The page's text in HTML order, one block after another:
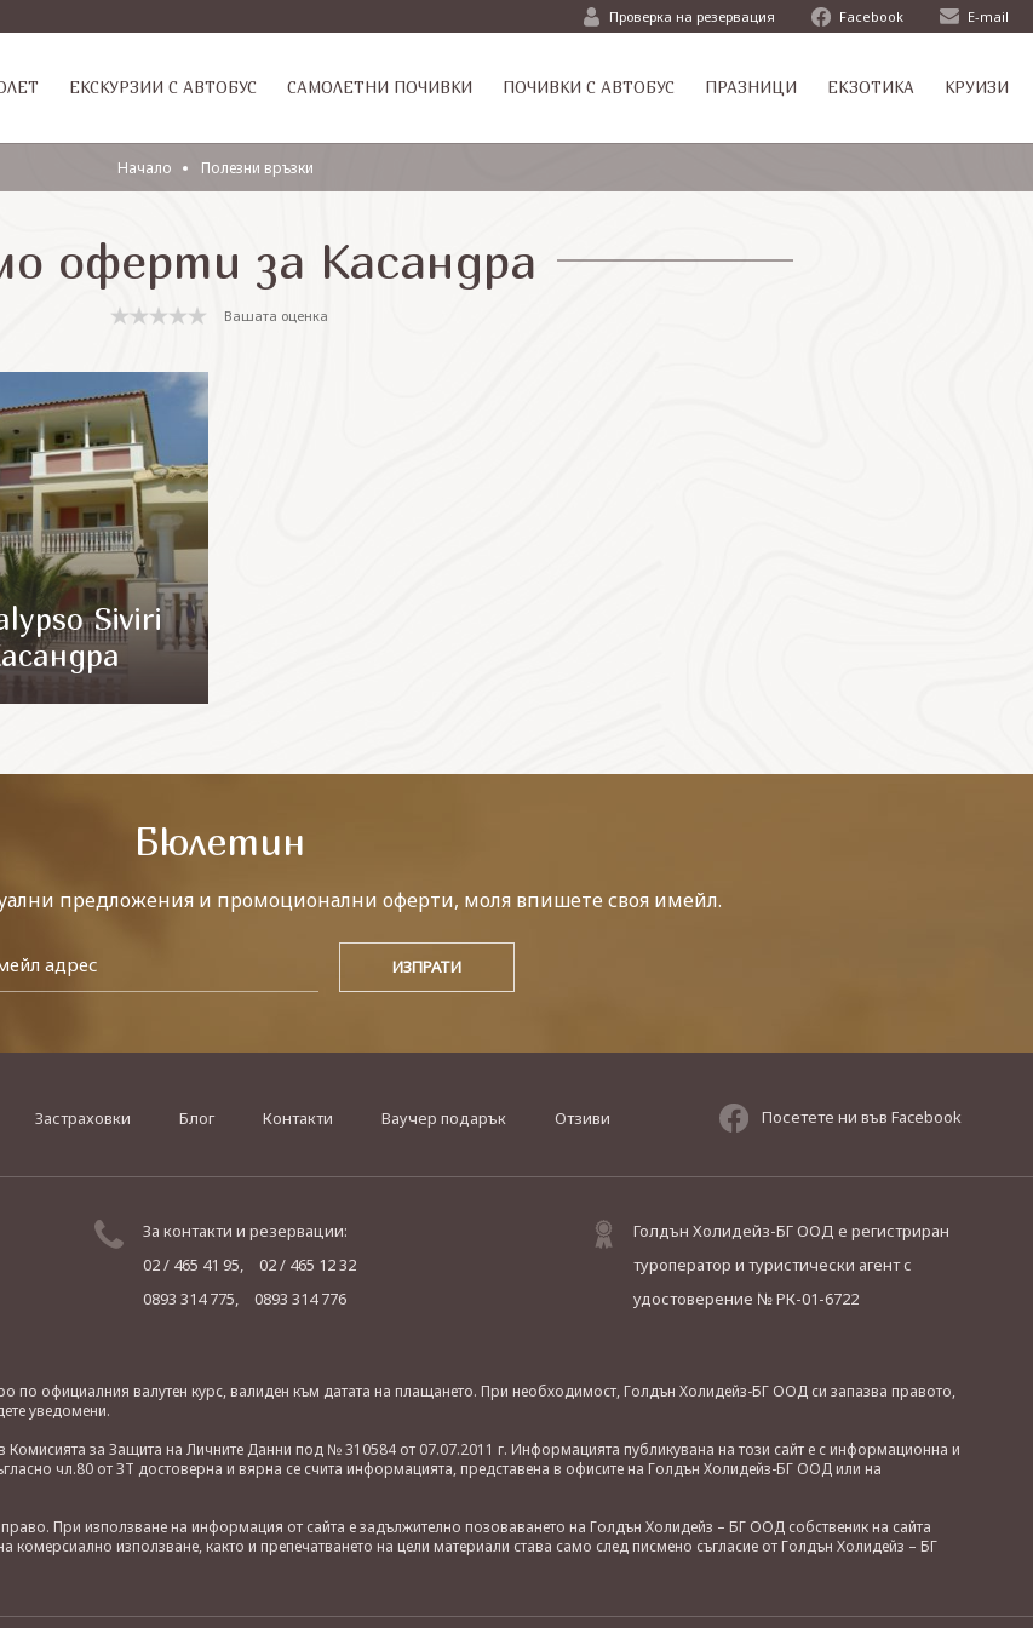
Проверка на резервация Facebook E-mail
ЕКСКУРЗИИ С АВТОБУС САМОЛЕТНИ ПОЧИВКИ ПОЧИВКИ С АВТОБУС ПРАЗНИЦИ ЕКЗОТИКА КРУИЗИ
Начало Полезни връзки
оферти за Касандра
Вашата оценка
Siviri
Бюлетин
предложения и промоционални оферти, моля впишете своя имейл.
Застраховки Блог Контакти Ваучер подарък Отзиви Посетете ни във Facebook
За контакти и резервации:
02 / 465 41 95,
02 / 465 12 32
0893 314 775,
0893 314 776
Голдън Холидейз-БГ ООД е регистриран
туроператор и туристически агент с
удостоверение № РК-01-6722
по официалния валутен курс, валиден към датата на плащането. При необходимост, Голдън Холидейз-БГ ООД си запазва правото,
уведомени.
за Защита на Личните Данни под № 310584 от 07.07.2011 г. Информацията публикувана на този сайт е с информационна и
чл.80 от ЗТ достоверна и вярна се счита информацията, представена в офисите на Голдън Холидейз-БГ ООД или на
При използване на информация от сайта е задължително позоваването на Голдън Холидейз – БГ ООД собственик на сайта
използване, както и препечатването на цели материали става само след писмено съгласие от Голдън Холидейз – БГ